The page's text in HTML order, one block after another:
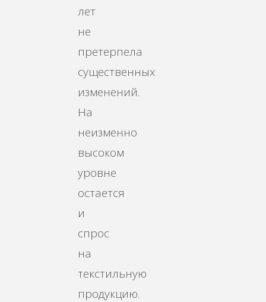
лет
не
претерпела
существенных
изменений.
На
неизменно
высоком
уровне
остается
и
спрос
на
текстильную
продукцию.